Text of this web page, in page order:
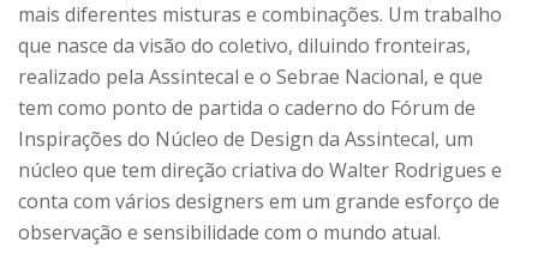
mais diferentes misturas e combinações. Um trabalho
que nasce da visão do coletivo, diluindo fronteiras,
realizado pela Assintecal e o Sebrae Nacional, e que
tem como ponto de partida o caderno do Fórum de
Inspirações do Núcleo de Design da Assintecal, um
núcleo que tem direção criativa do Walter Rodrigues e
conta com vários designers em um grande esforço de
observação e sensibilidade com o mundo atual.